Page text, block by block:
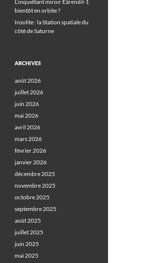
L’inquiétant miroir Eärendil-1
bientôt en orbite ?
Insolite : la Station spatiale du
côté de Saturne
ARCHIVES
août 2026
juillet 2026
juin 2026
mai 2026
avril 2026
mars 2026
février 2026
janvier 2026
décembre 2025
novembre 2025
octobre 2025
septembre 2025
août 2025
juillet 2025
juin 2025
mai 2025